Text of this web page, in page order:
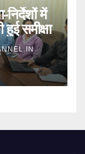
में
समीक्षा